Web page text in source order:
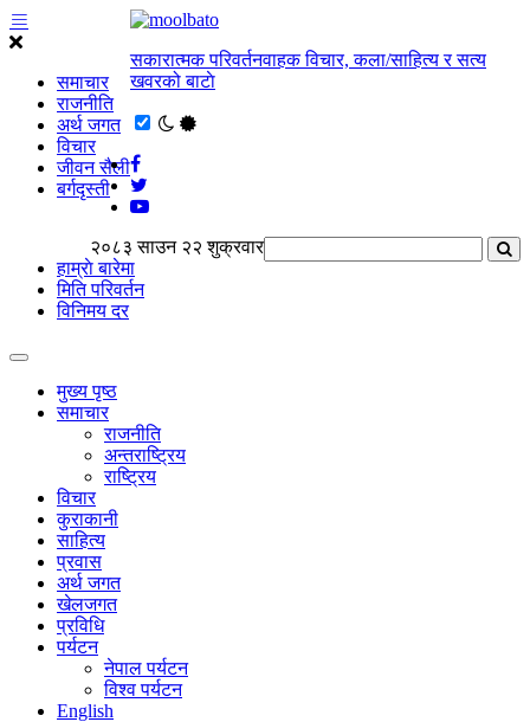
समाचार
राजनीति
अर्थ जगत
विचार
जीवन सैली
बर्गदृस्ती
सकारात्मक परिवर्तनवाहक विचार, कला/साहित्य र सत्य
खवरको बाटाे
२०८३ साउन २२ शुक्रवार
हाम्राे बारेमा
मिति परिवर्तन
विनिमय दर
मुख्य पृष्ठ
समाचार
राजनीति
अन्तराष्ट्रिय
राष्ट्रिय
विचार
कुराकानी
साहित्य
प्रवास
अर्थ जगत
खेलजगत
प्रविधि
पर्यटन
नेपाल पर्यटन
विश्व पर्यटन
English